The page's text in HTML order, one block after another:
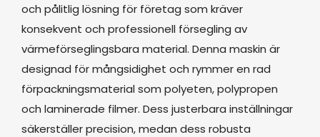
och pålitlig lösning för företag som kräver
konsekvent och professionell försegling av
värmeförseglingsbara material. Denna maskin är
designad för mångsidighet och rymmer en rad
förpackningsmaterial som polyeten, polypropen
och laminerade filmer. Dess justerbara inställningar
säkerställer precision, medan dess robusta